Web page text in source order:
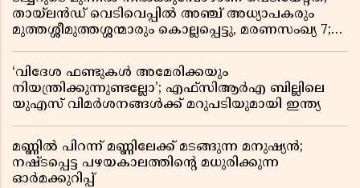
തായ്‌ലൻഡ് വെടിവെപ്പിൽ അഞ്ച് അധ്യാപകരും
മുത്തശ്ശീമുത്തശ്ശന്മാരും കൊല്ലപ്പെട്ടു, മരണസംഖ്യ 7;
‘വിദേശ ഫണ്ടുകൾ അമേരിക്കയും
നിയന്ത്രിക്കുന്നുണ്ടല്ലോ’; എഫ്സിആർഎ ബില്ലിലെ
യുഎസ് വിമർശനങ്ങൾക്ക് മറുപടിയുമായി ഇന്ത്യ
മണ്ണിൽ പിറന്ന് മണ്ണിലേക്ക് മടങ്ങുന്ന മനുഷ്യൻ;
നഷ്ടപ്പെട്ട പഴയകാലത്തിൻ്റെ മധുരിക്കുന്ന
ഓർമക്കുറിപ്പ്